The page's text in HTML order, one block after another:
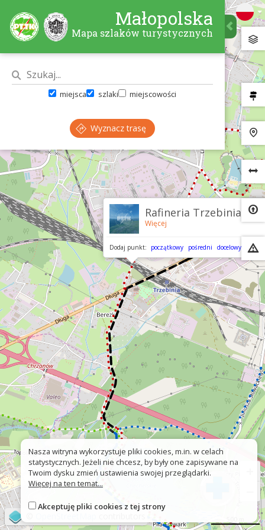
Rafineria Trzebinia
Więcej
Dodaj punkt: początkowy pośredni docelowy
Małopolska
Mapa szlaków turystycznych
miejsca szlaki miejscowości
Wyznacz trasę
Nasza witryna wykorzystuje pliki cookies, m.in. w celach
statystycznych. Jeżeli nie chcesz, by były one zapisywane na
Twoim dysku zmień ustawienia swojej przeglądarki.
Więcej na ten temat...
Akceptuję pliki cookies z tej strony